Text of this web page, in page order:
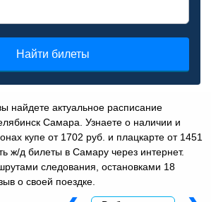
Найти билеты
найдете актуальное расписание
Самара. Узнаете о наличии и
купе от 1702 руб. и плацкарте от 1451
ж/д билеты в Самару через интернет.
следования, остановками 18
о своей поездке.